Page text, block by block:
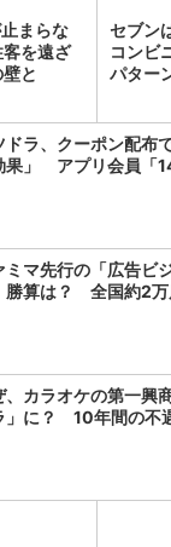
まらな
を遠ざ
と
セブン
コンビ
パター
ドラ、クーポン配布
果」 アプリ会員「
ミマ先行の「広告ビ
勝算は？ 全国約2万
、カラオケの第一興
」に？ 10年間の不